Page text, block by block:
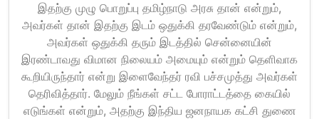
இதற்கு முழு பொறுப்பு தமிழ்நாடு அரசு தான் என்றும்,
அவர்கள் தான் இதற்கு இடம் ஒதுக்கி தரவேண்டும் என்றும்,
அவர்கள் ஒதுக்கி தரும் இடத்தில் சென்னையின்
இரண்டாவது விமான நிலையம் அமையும் என்றும் தெளிவாக
கூறியிருந்தார் என்று இளைவேந்தர் ரவி பச்சமுத்து அவர்கள்
தெரிவித்தார். மேலும் நீங்கள் சட்ட போராட்டத்தை கையில்
எடுங்கள் என்றும், அதற்கு இந்திய ஜனநாயக கட்சி துணை